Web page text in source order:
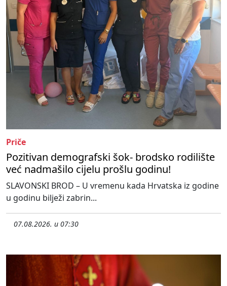
Priče
Pozitivan demografski šok- brodsko rodilište
već nadmašilo cijelu prošlu godinu!
SLAVONSKI BROD – U vremenu kada Hrvatska iz godine
u godinu bilježi zabrin...
07.08.2026. u 07:30